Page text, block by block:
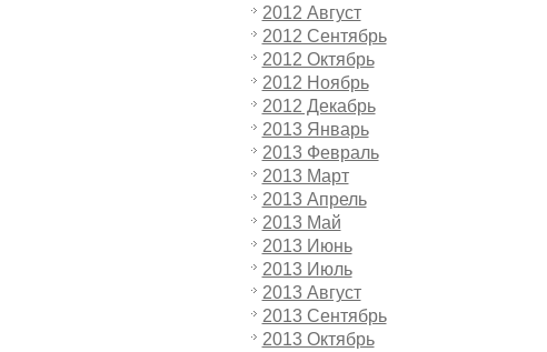
2012 Август
2012 Сентябрь
2012 Октябрь
2012 Ноябрь
2012 Декабрь
2013 Январь
2013 Февраль
2013 Март
2013 Апрель
2013 Май
2013 Июнь
2013 Июль
2013 Август
2013 Сентябрь
2013 Октябрь